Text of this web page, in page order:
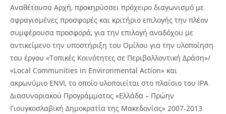
Αναθέτουσα Αρχή, προκηρύσσει πρόχειρο διαγωνισμό με
σφραγισμένες προσφορές και κριτήριο επιλογής την πλέον
συμφέρουσα προσφορά, για την επιλογή αναδόχου με
αντικείμενο την υποστήριξη του Ομίλου για την υλοποίηση
του έργου «Τοπικές Κοινότητες σε Περιβαλλοντική Δράση»/
«Local Communities in Environmental Action» και
ακρωνύμιο ENVI, το οποίο υλοποιείται στο πλαίσιο του IPA
Διασυνοριακού Προγράμματος «Ελλάδα – Πρώην
Γιουγκοσλαβική Δημοκρατία της Μακεδονίας» 2007-2013